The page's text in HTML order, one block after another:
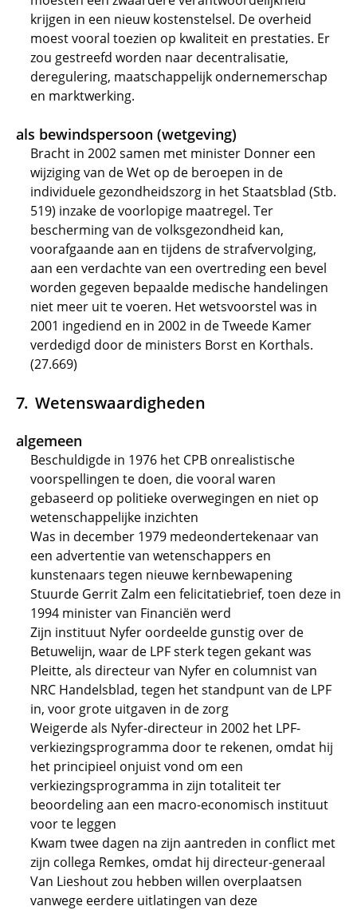
krijgen in een nieuw kostenstelsel. De overheid
moest vooral toezien op kwaliteit en prestaties. Er
zou gestreefd worden naar decentralisatie,
deregulering, maatschappelijk ondernemerschap
en marktwerking.
als bewindspersoon (wetgeving)
Bracht in 2002 samen met minister Donner een
wijziging van de Wet op de beroepen in de
individuele gezondheidszorg in het Staatsblad (Stb.
519) inzake de voorlopige maatregel. Ter
bescherming van de volksgezondheid kan,
voorafgaande aan en tijdens de strafvervolging,
aan een verdachte van een overtreding een bevel
worden gegeven bepaalde medische handelingen
niet meer uit te voeren. Het wetsvoorstel was in
2001 ingediend en in 2002 in de Tweede Kamer
verdedigd door de ministers Borst en Korthals.
(27.669)
Wetenswaardigheden
algemeen
Beschuldigde in 1976 het CPB onrealistische
voorspellingen te doen, die vooral waren
gebaseerd op politieke overwegingen en niet op
wetenschappelijke inzichten
Was in december 1979 medeondertekenaar van
een advertentie van wetenschappers en
kunstenaars tegen nieuwe kernbewapening
Stuurde Gerrit Zalm een felicitatiebrief, toen deze in
1994 minister van Financiën werd
Zijn instituut Nyfer oordeelde gunstig over de
Betuwelijn, waar de LPF sterk tegen gekant was
Pleitte, als directeur van Nyfer en columnist van
NRC Handelsblad, tegen het standpunt van de LPF
in, voor grote uitgaven in de zorg
Weigerde als Nyfer-directeur in 2002 het LPF-
verkiezingsprogramma door te rekenen, omdat hij
het principieel onjuist vond om een
verkiezingsprogramma in zijn totaliteit ter
beoordeling aan een macro-economisch instituut
voor te leggen
Kwam twee dagen na zijn aantreden in conflict met
zijn collega Remkes, omdat hij directeur-generaal
Van Lieshout zou hebben willen overplaatsen
vanwege eerdere uitlatingen van deze